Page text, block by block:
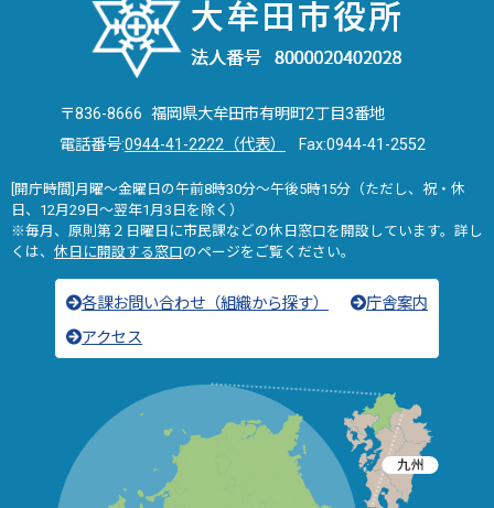
〒836-8666 福岡県大牟田市有明町2丁目3番地
電話番号:0944-41-2222（代表） Fax:0944-41-2552
[開庁時間]月曜～金曜日の午前8時30分～午後5時15分（ただし、祝・休
日、12月29日～翌年1月3日を除く）
※毎月、原則第２日曜日に市民課などの休日窓口を開設しています。詳し
くは、 休日に開設する窓口のページをご覧ください。
各課お問い合わせ（組織から探す）
庁舎案内
アクセス